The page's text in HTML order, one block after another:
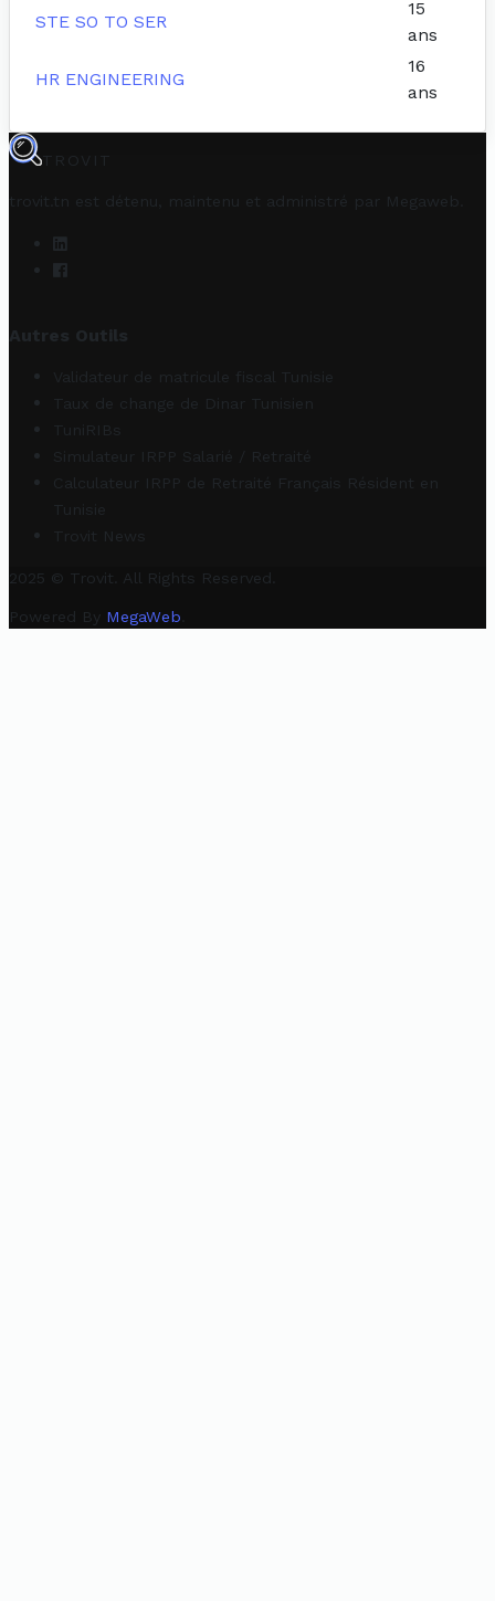
STE SO TO SER
15
ans
HR ENGINEERING
16
ans
TROVIT
trovit.tn est détenu, maintenu et administré par Megaweb
Autres Outils
Validateur de matricule fiscal Tunisie
Taux de change de Dinar Tunisien
TuniRIBs
Simulateur IRPP Salarié / Retraité
Calculateur IRPP de Retraité Français Résident en
Tunisie
Trovit News
2025 © Trovit. All Rights Reserved.
Powered By MegaWeb